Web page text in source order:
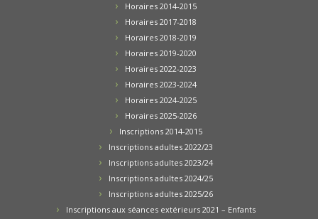
Horaires 2014-2015
Horaires 2017-2018
Horaires 2018-2019
Horaires 2019-2020
Horaires 2022-2023
Horaires 2023-2024
Horaires 2024-2025
Horaires 2025-2026
Inscriptions 2014-2015
Inscriptions adultes 2022/23
Inscriptions adultes 2023/24
Inscriptions adultes 2024/25
Inscriptions adultes 2025/26
Inscriptions aux séances extérieurs 2021 – Enfants